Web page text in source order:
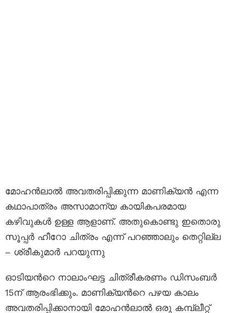
മോഹൻലാൽ അവതരിപ്പിക്കുന്ന മാണിക്യൻ എന്ന
കഥാപാത്രം അസാമാന്യ കായികപരമായ
കഴിവുകൾ ഉള്ള ആളാണ്. അതുകൊണ്ടു ഇതൊരു
സൂപ്പർ ഹീറോ ചിത്രം എന്ന് പറഞ്ഞാലും തെറ്റില്ല
– ശ്രീകുമാർ പറയുന്നു
ഓടിയന്‍റെ നാലാംഘട്ട ചിത്രീകരണം ഡിസംബർ
15ന് ആരംഭിക്കും. മാണിക്യന്‍റെ പഴയ കാലം
അവതരിപ്പിക്കാനായി മോഹൻലാൽ ഒരു കമ്പ്ലീറ്റ്